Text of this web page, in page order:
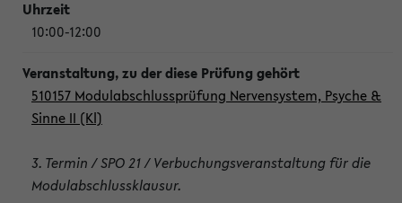
10:00-12:00
510157 Modulabschlussprüfung Nervensystem, Psyche &
Sinne II (Kl)
3. Termin / SPO 21 / Verbuchungsveranstaltung für die
Modulabschlussklausur.